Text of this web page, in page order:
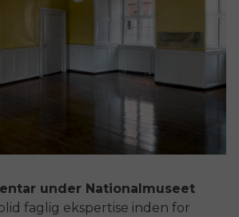
under Nationalmuseet
faglig ekspertise inden for